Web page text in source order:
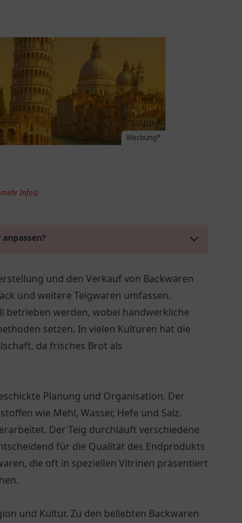
Werbung*
Infos)
und den Verkauf von Backwaren
und weitere Teigwaren umfassen.
betrieben werden, wobei handwerkliche
setzen. In vielen Kulturen hat die
da frisches Brot als
Planung und Organisation. Der
wie Mehl, Wasser, Hefe und Salz.
Der Teig durchläuft verschiedene
für die Qualität des Endprodukts
die oft in speziellen Vitrinen präsentiert
und Kultur. Zu den beliebten Backwaren